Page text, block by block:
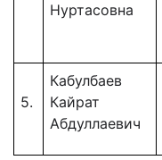
Нуртасовна
5.
Кабулбаев
Кайрат
Абдуллаевич